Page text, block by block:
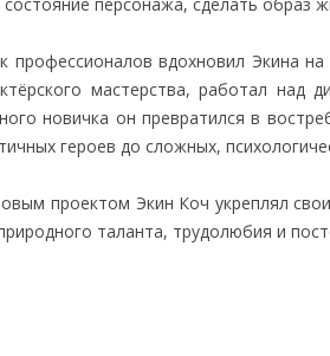
профессионалов вдохновил Экина
мастерства, работал над
новичка он превратился в
героев до сложных,
проектом Экин Коч укреплял
таланта, трудолюбия и